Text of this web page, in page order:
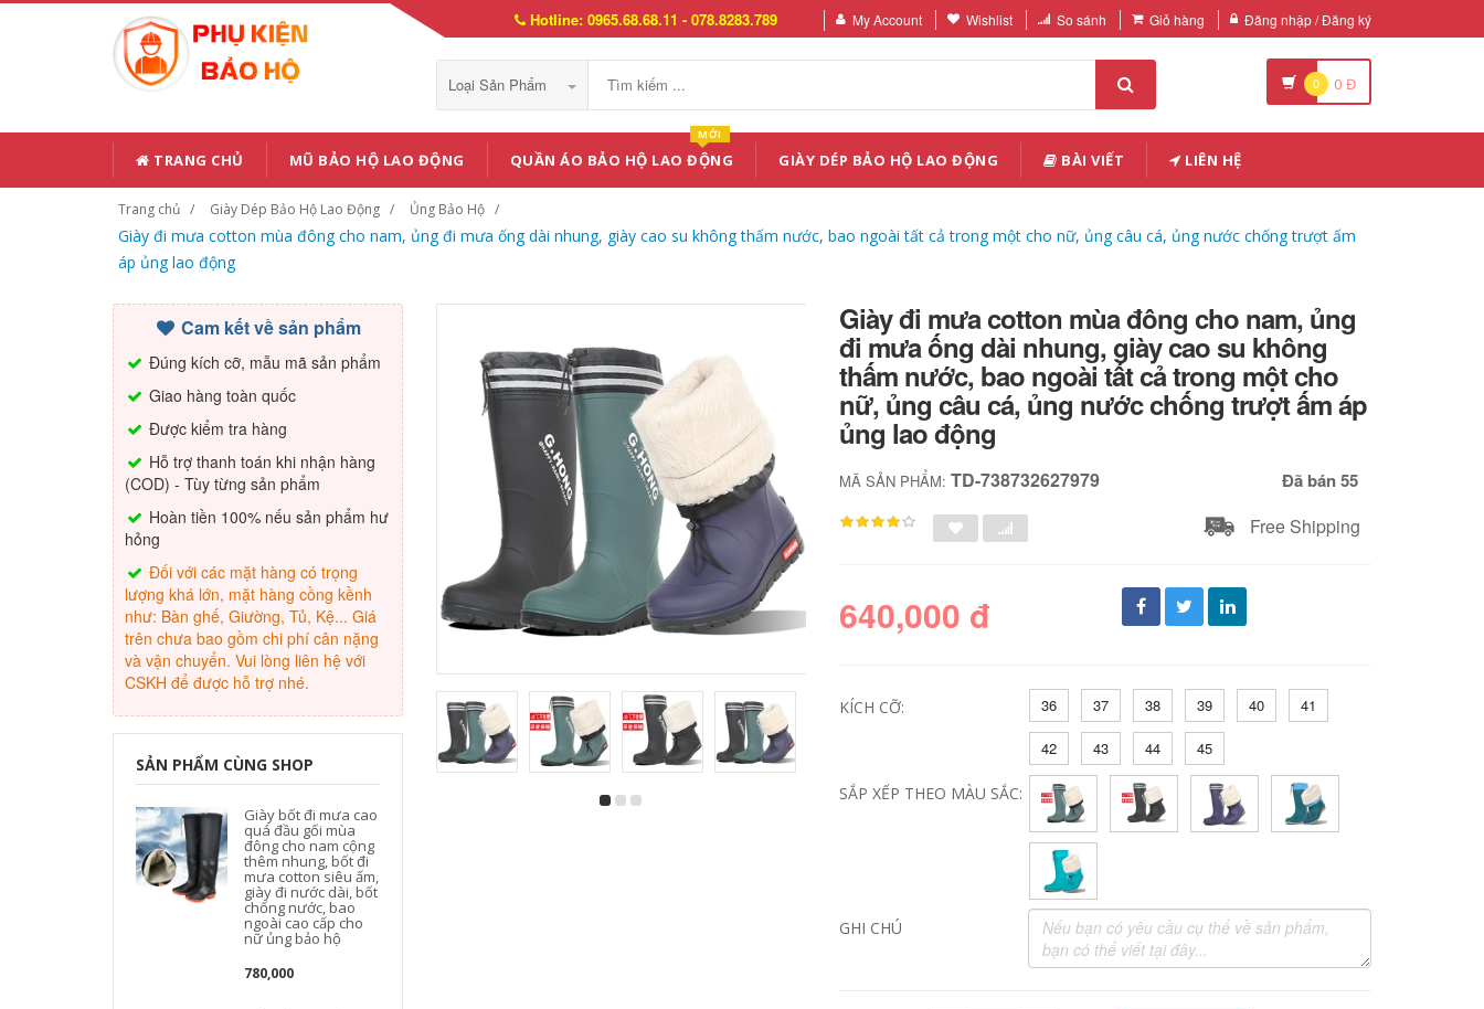
Hotline: 0965.68.68.11 - 078.8283.789 My Account Wishlist So sánh Giỏ hàng Đăng nhập / Đăng ký
Loại Sản Phẩm 0 0 Đ
TRANG CHỦ MŨ BẢO HỘ LAO ĐỘNG QUẦN ÁO BẢO HỘ LAO ĐỘNG
MỚI
GIÀY DÉP BẢO HỘ LAO ĐỘNG BÀI VIẾT LIÊN HỆ
Trang chủ Giày Dép Bảo Hộ Lao Động Ủng Bảo Hộ
Giày đi mưa cotton mùa đông cho nam, ủng đi mưa ống dài nhung, giày cao su không thấm nước, bao ngoài tất cả trong một cho nữ, ủng câu cá, ủng nước chống trượt ấm
áp ủng lao động
Cam kết về sản phẩm
Đúng kích cỡ, mẫu mã sản phẩm
Giao hàng toàn quốc
Được kiểm tra hàng
Hỗ trợ thanh toán khi nhận hàng
(COD) - Tùy từng sản phẩm
Hoàn tiền 100% nếu sản phẩm hư
hỏng
Đối với các mặt hàng có trọng
lượng khá lớn, mặt hàng cồng kềnh
như: Bàn ghế, Giường, Tủ, Kệ... Giá
trên chưa bao gồm chi phí cân nặng
và vận chuyển. Vui lòng liên hệ với
CSKH để được hỗ trợ nhé.
SẢN PHẨM CÙNG SHOP
Giày bốt đi mưa cao
quá đầu gối mùa
đông cho nam cộng
thêm nhung, bốt đi
mưa cotton siêu ấm,
giày đi nước dài, bốt
chống nước, bao
ngoài cao cấp cho
nữ ủng bảo hộ
780,000
Giày đi mưa cotton mùa đông cho nam, ủng
đi mưa ống dài nhung, giày cao su không
thấm nước, bao ngoài tất cả trong một cho
nữ, ủng câu cá, ủng nước chống trượt ấm áp
ủng lao động
MÃ SẢN PHẨM:TD-738732627979 Đã bán 55
Free Shipping
640,000 đ
KÍCH CỠ: 36 37 38 39 40 41
42 43 44 45
SẮP XẾP THEO MÀU SẮC:
GHI CHÚ